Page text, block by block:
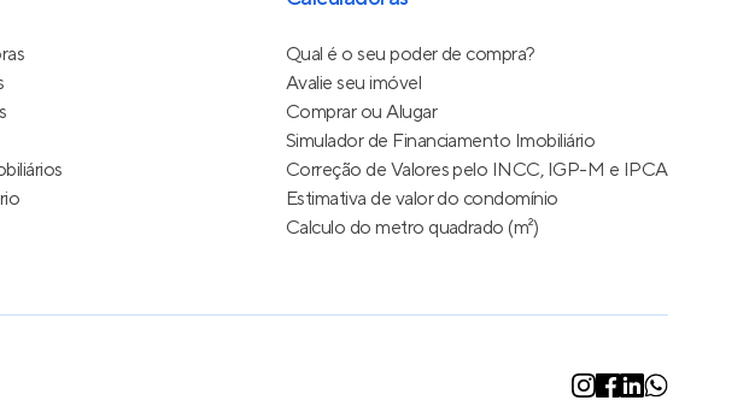
Qual é o seu poder de compra?
Avalie seu imóvel
Comprar ou Alugar
Simulador de Financiamento Imobiliário
Correção de Valores pelo INCC, IGP-M e IPCA
Estimativa de valor do condomínio
Calculo do metro quadrado (m²)